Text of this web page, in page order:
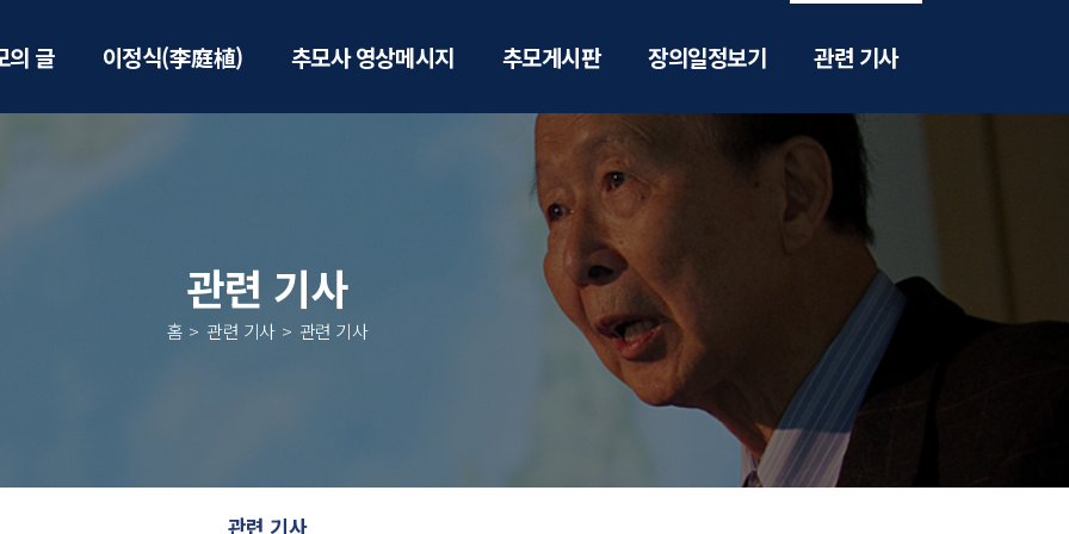
의 글 이정식(李庭植) 추모사 영상메시지 추모게시판 장의일정보기 관련 기사
관련 기사
홈 관련 기사 관련 기사
관련 기사